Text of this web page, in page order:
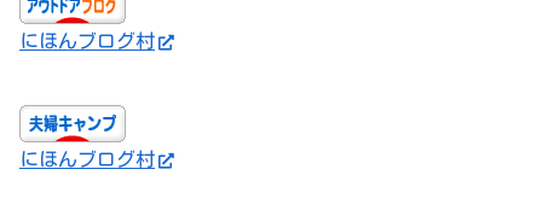
にほんブログ村
にほんブログ村